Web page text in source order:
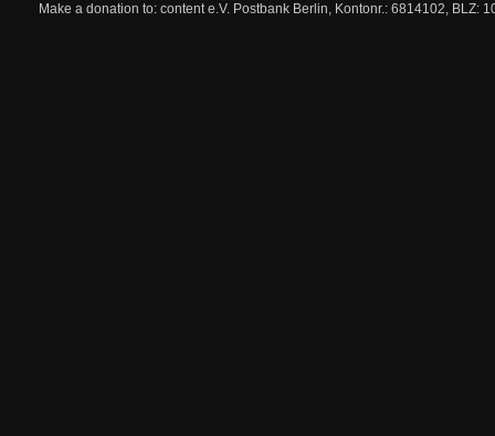
Make a donation to: content e.V. Postbank Berlin, Kontonr.: 6814102, BLZ: